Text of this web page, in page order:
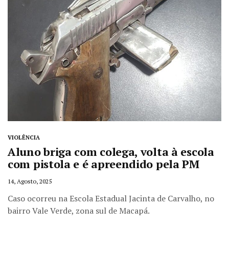
VIOLÊNCIA
Aluno briga com colega, volta à escola
com pistola e é apreendido pela PM
14, Agosto, 2025
Caso ocorreu na Escola Estadual Jacinta de Carvalho, no
bairro Vale Verde, zona sul de Macapá.